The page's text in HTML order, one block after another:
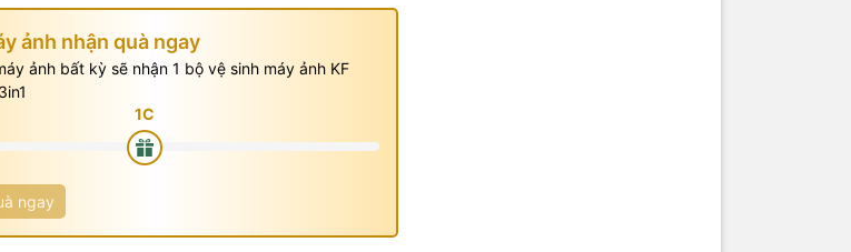
ảnh nhận quà ngay
ảnh bất kỳ sẽ nhận 1 bộ vệ sinh máy ảnh KF
ngay